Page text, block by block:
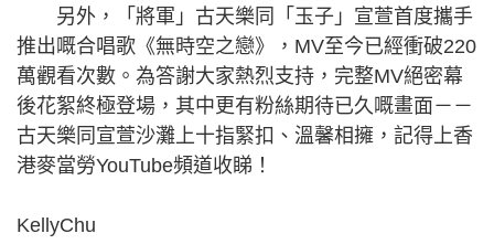
另外，「將軍」古天樂同「玉子」宣萱首度攜手
推出嘅合唱歌《無時空之戀》，MV至今已經衝破220
萬觀看次數。為答謝大家熱烈支持，完整MV絕密幕
後花絮終極登場，其中更有粉絲期待已久嘅畫面－－
古天樂同宣萱沙灘上十指緊扣、溫馨相擁，記得上香
港麥當勞YouTube頻道收睇！
KellyChu